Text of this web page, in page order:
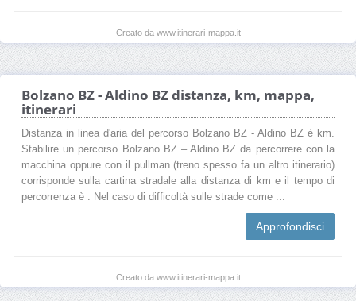
Creato da www.itinerari-mappa.it
Bolzano BZ - Aldino BZ distanza, km, mappa,
itinerari
Distanza in linea d'aria del percorso Bolzano BZ - Aldino BZ è km.
Stabilire un percorso Bolzano BZ – Aldino BZ da percorrere con la
macchina oppure con il pullman (treno spesso fa un altro itinerario)
corrisponde sulla cartina stradale alla distanza di km e il tempo di
percorrenza è . Nel caso di difficoltà sulle strade come ...
Approfondisci
Creato da www.itinerari-mappa.it